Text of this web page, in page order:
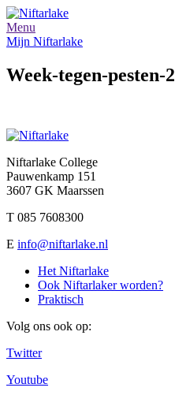
Menu
Mijn Niftarlake
Week-tegen-pesten-2
Niftarlake College
Pauwenkamp 151
3607 GK Maarssen
T 085 7608300
E info@niftarlake.nl
Het Niftarlake
Ook Niftarlaker worden?
Praktisch
Volg ons ook op:
Twitter
Youtube